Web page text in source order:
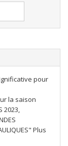
pour
la saison
2023,
Plus